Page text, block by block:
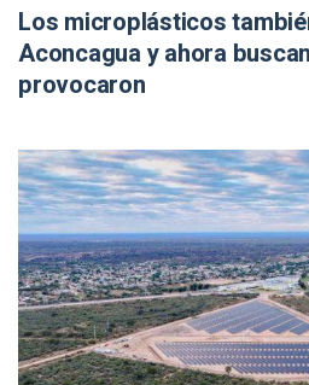
Los microplásticos
Aconcagua y ahora
provocaron